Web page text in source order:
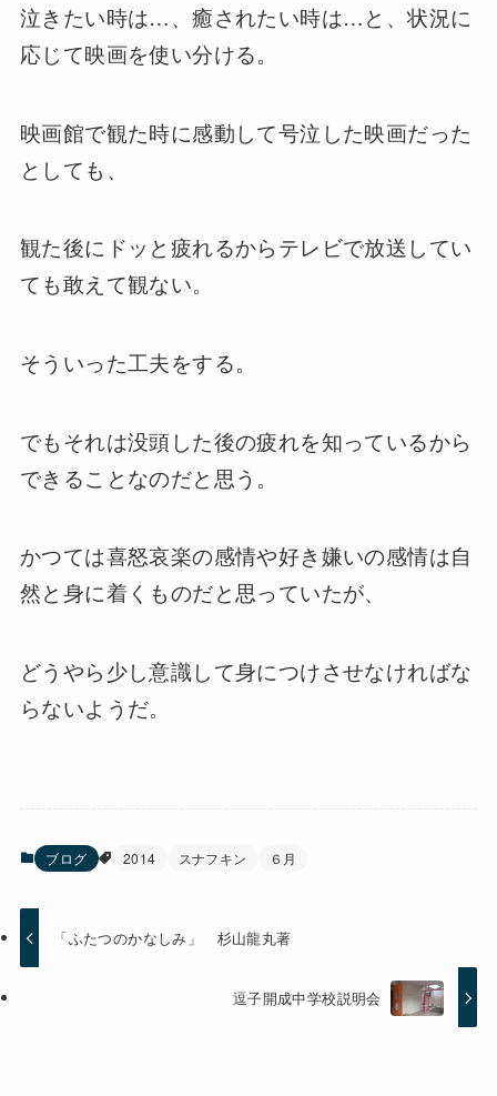
泣きたい時は…、癒されたい時は…と、状況に
応じて映画を使い分ける。
映画館で観た時に感動して号泣した映画だった
としても、
観た後にドッと疲れるからテレビで放送してい
ても敢えて観ない。
そういった工夫をする。
でもそれは没頭した後の疲れを知っているから
できることなのだと思う。
かつては喜怒哀楽の感情や好き嫌いの感情は自
然と身に着くものだと思っていたが、
どうやら少し意識して身につけさせなければな
らないようだ。
ブログ 2014 スナフキン ６月
「ふたつのかなしみ」 杉山龍丸著
逗子開成中学校説明会